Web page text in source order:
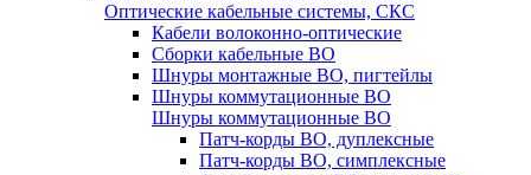
Оптические кабельные системы, СКС
Кабели волоконно-оптические
Сборки кабельные ВО
Шнуры монтажные ВО, пигтейлы
Шнуры коммутационные ВО
Шнуры коммутационные ВО
Патч-корды ВО, дуплексные
Патч-корды ВО, симплексные